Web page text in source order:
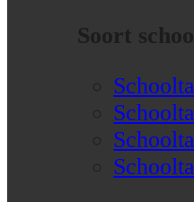
Soort